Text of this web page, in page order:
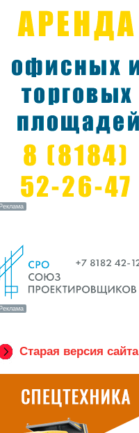
Старая версия сайта